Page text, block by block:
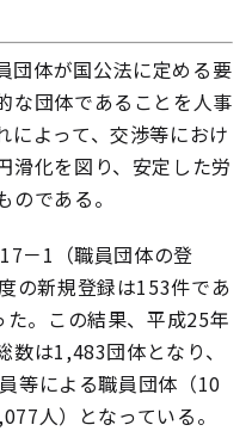
団体が国公法に定める要
な団体であることを人事
によって、交渉等におけ
滑化を図り、安定した労
である。
－1（職員団体の登
の新規登録は153件であ
。この結果、平成25年
は1,483団体となり、
等による職員団体（10
人）となっている。